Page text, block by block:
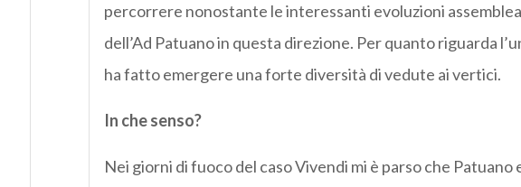
percorrere nonostante le interessanti evoluzioni
dell’Ad Patuano in questa direzione. Per quanto riguarda
ha fatto emergere una forte diversità di vedute ai vertici.
In che senso?
Nei giorni di fuoco del caso Vivendi mi è parso che